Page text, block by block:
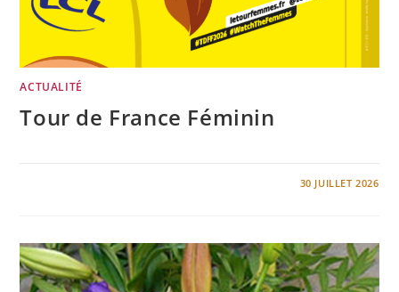
ACTUALITÉ
Tour de France Féminin
30 JUILLET 2026